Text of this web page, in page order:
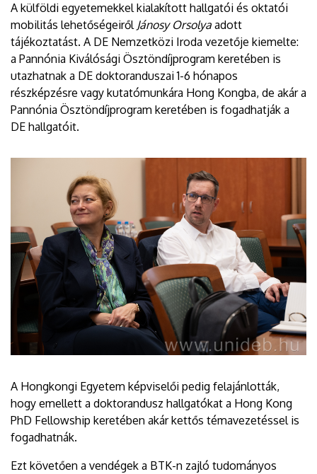
A külföldi egyetemekkel kialakított hallgatói és oktatói
mobilitás lehetőségeiről Jánosy Orsolya adott
tájékoztatást. A DE Nemzetközi Iroda vezetője kiemelte:
a Pannónia Kiválósági Ösztöndíjprogram keretében is
utazhatnak a DE doktoranduszai 1-6 hónapos
részképzésre vagy kutatómunkára Hong Kongba, de akár a
Pannónia Ösztöndíjprogram keretében is fogadhatják a
DE hallgatóit.
A Hongkongi Egyetem képviselői pedig felajánlották,
hogy emellett a doktorandusz hallgatókat a Hong Kong
PhD Fellowship keretében akár kettős témavezetéssel is
fogadhatnák.
Ezt követően a vendégek a BTK-n zajló tudományos